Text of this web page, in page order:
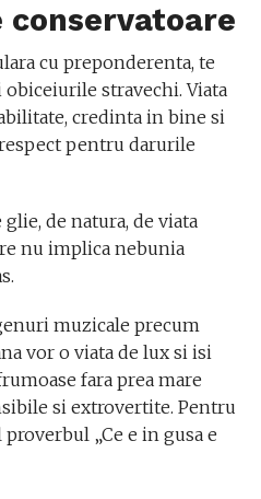
cu preponderenta, te
stravechi. Viata
credinta in bine si
pentru darurile
de natura, de viata
nu implica nebunia
muzicale precum
vor o viata de lux si isi
fara prea mare
si extrovertite. Pentru
„Ce e in gusa e